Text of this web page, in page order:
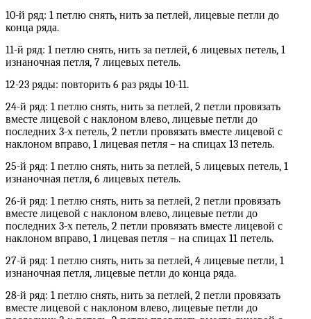
10-й ряд: 1 петлю снять, нить за петлей, лицевые петли до
конца ряда.
11-й ряд: 1 петлю снять, нить за петлей, 6 лицевых петель, 1
изнаночная петля, 7 лицевых петель.
12-23 ряды: повторить 6 раз ряды 10-11.
24-й ряд: 1 петлю снять, нить за петлей, 2 петли провязать
вместе лицевой с наклоном влево, лицевые петли до
последних 3-х петель, 2 петли провязать вместе лицевой с
наклоном вправо, 1 лицевая петля – на спицах 13 петель.
25-й ряд: 1 петлю снять, нить за петлей, 5 лицевых петель, 1
изнаночная петля, 6 лицевых петель.
26-й ряд: 1 петлю снять, нить за петлей, 2 петли провязать
вместе лицевой с наклоном влево, лицевые петли до
последних 3-х петель, 2 петли провязать вместе лицевой с
наклоном вправо, 1 лицевая петля – на спицах 11 петель.
27-й ряд: 1 петлю снять, нить за петлей, 4 лицевые петли, 1
изнаночная петля, лицевые петли до конца ряда.
28-й ряд: 1 петлю снять, нить за петлей, 2 петли провязать
вместе лицевой с наклоном влево, лицевые петли до